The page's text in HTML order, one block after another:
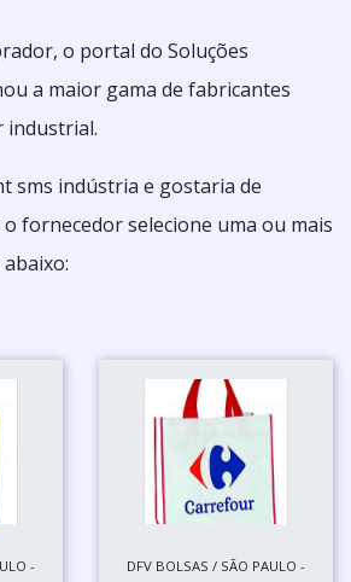
o portal do Soluções
a maior gama de fabricantes
industrial.
sms indústria e gostaria de
fornecedor selecione uma ou mais
-
DFV BOLSAS / SÃO PAULO -